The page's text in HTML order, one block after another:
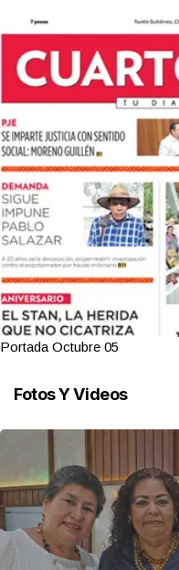
Portada Octubre 05
Fotos Y Videos